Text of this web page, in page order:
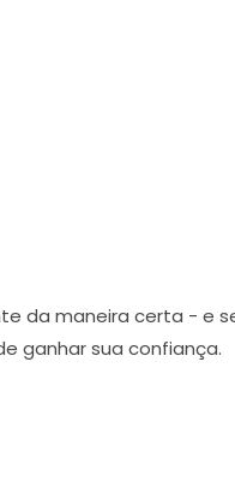
da maneira certa - e
ganhar sua confiança.